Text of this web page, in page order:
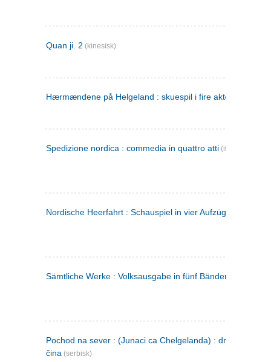
Quan ji. 2 (kinesisk)
Hærmændene på Helgeland : skuespil i fire akter
Spedizione nordica : commedia in quattro atti (italiensk)
Nordische Heerfahrt : Schauspiel in vier Aufzügen
Sämtliche Werke : Volksausgabe in fünf Bänden
Pochod na sever : (Junaci ca Chelgelanda) : drama u četiri
čina (serbisk)